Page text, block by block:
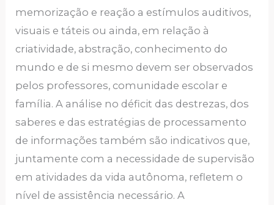
memorização e reação a estímulos auditivos,
visuais e táteis ou ainda, em relação à
criatividade, abstração, conhecimento do
mundo e de si mesmo devem ser observados
pelos professores, comunidade escolar e
família. A análise no déficit das destrezas, dos
saberes e das estratégias de processamento
de informações também são indicativos que,
juntamente com a necessidade de supervisão
em atividades da vida autônoma, refletem o
nível de assistência necessário. A